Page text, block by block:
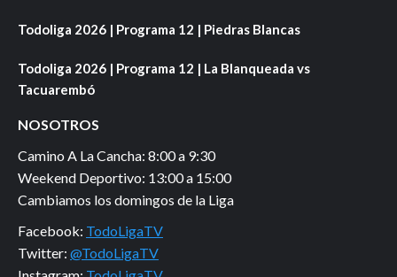
Todoliga 2026 | Programa 12 | Piedras Blancas
Todoliga 2026 | Programa 12 | La Blanqueada vs
Tacuarembó
NOSOTROS
Camino A La Cancha: 8:00 a 9:30
Weekend Deportivo: 13:00 a 15:00
Cambiamos los domingos de la Liga
Facebook: TodoLigaTV
Twitter: @TodoLigaTV